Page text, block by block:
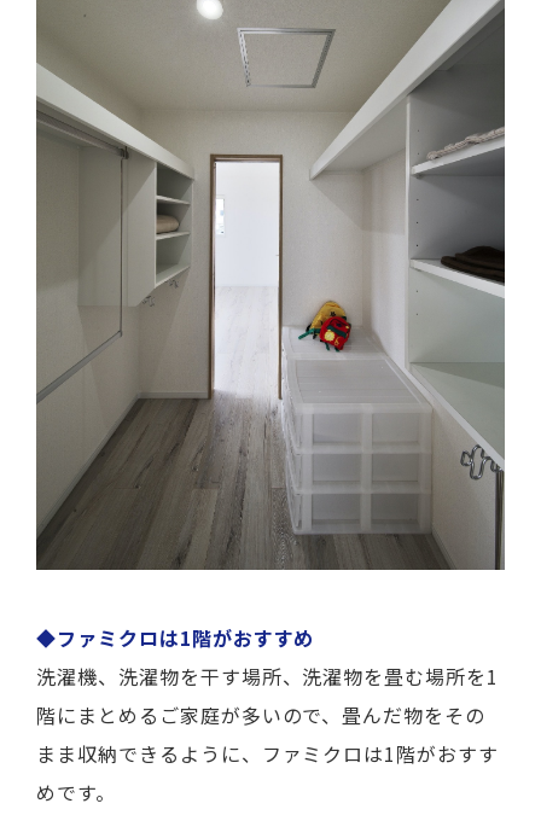
◆ファミクロは1階がおすすめ
洗濯機、洗濯物を干す場所、洗濯物を畳む場所を1
階にまとめるご家庭が多いので、畳んだ物をその
まま収納できるように、ファミクロは1階がおすす
めです。